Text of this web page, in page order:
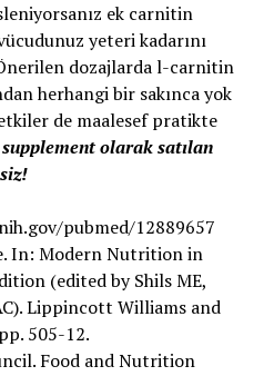
ek carnitin
yeteri kadarını
dozajlarda l-carnitin
herhangi bir sakınca yok
de maalesef pratikte
supplement olarak satılan
pubmed/12889657
In: Modern Nutrition in
(edited by Shils ME,
Lippincott Williams and
505-12.
Food and Nutrition